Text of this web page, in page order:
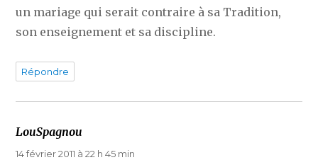
un mariage qui serait contraire à sa Tradition,
son enseignement et sa discipline.
Répondre
LouSpagnou
14 février 2011 à 22 h 45 min